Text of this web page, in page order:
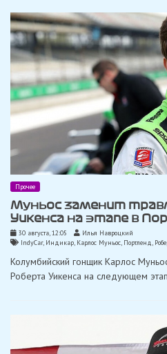
Прочее
Муньос заменит
Уикенса на этапе в
30 августа, 12:05
Илья Навроцкий
IndyCar, Индикар, Карлос Муньос, Портленд,
Колумбийский гонщик Карлос
Роберта Уикенса на следующем